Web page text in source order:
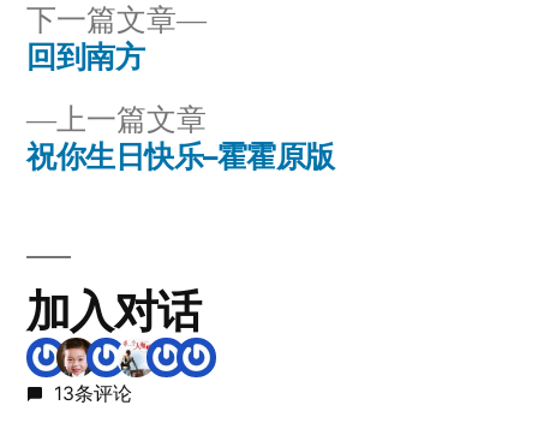
文
章
导
航
上一篇文章
一
祝你生日快乐–霍霍原版
下一篇文章
下
章：
回到南方
加入对话
13条评论